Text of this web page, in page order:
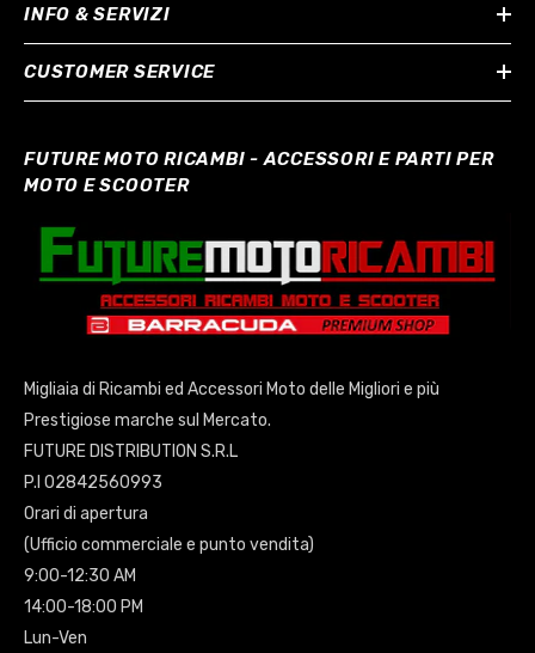
INFO & SERVIZI
CUSTOMER SERVICE
FUTURE MOTO RICAMBI - ACCESSORI E PARTI PER
MOTO E SCOOTER
Migliaia di Ricambi ed Accessori Moto delle Migliori e più
Prestigiose marche sul Mercato.
FUTURE DISTRIBUTION S.R.L
P.I 02842560993
Orari di apertura
(Ufficio commerciale e punto vendita)
9:00-12:30 AM
14:00-18:00 PM
Lun-Ven